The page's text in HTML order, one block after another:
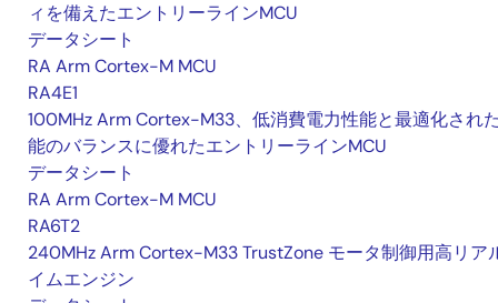
ィを備えたエントリーラインMCU
データシート
RA Arm Cortex-M MCU
RA4E1
100MHz Arm Cortex-M33、低消費電力性能と最適化され
能のバランスに優れたエントリーラインMCU
データシート
RA Arm Cortex-M MCU
RA6T2
240MHz Arm Cortex-M33 TrustZone モータ制御用高リア
イムエンジン